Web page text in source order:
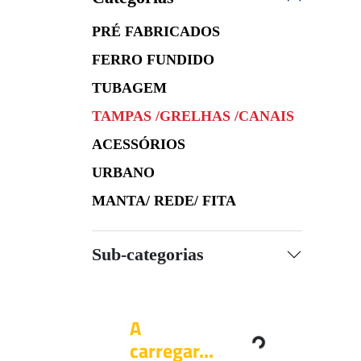
PRÉ FABRICADOS
FERRO FUNDIDO
TUBAGEM
TAMPAS /GRELHAS /CANAIS
ACESSÓRIOS
URBANO
MANTA/ REDE/ FITA
Sub-categorias
A
carregar...